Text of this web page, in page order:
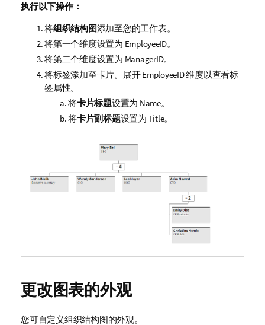
执行以下操作：
将组织结构图添加至您的工作表。
将第一个维度设置为 EmployeeID。
将第二个维度设置为 ManagerID。
将标签添加至卡片。展开EmployeeID维度以查看标
签属性。
将卡片标题设置为 Name。
将卡片副标题设置为 Title。
更改图表的外观
您可自定义组织结构图的外观。